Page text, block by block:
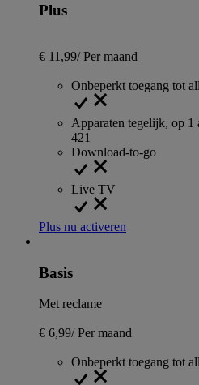
Plus
€ 11,99/Per maand
Onbeperkt toegang tot
Apparaten tegelijk, op 1
421
Download-to-go
Live TV
Plus nu activeren
Basis
Met reclame
€ 6,99/Per maand
Onbeperkt toegang tot